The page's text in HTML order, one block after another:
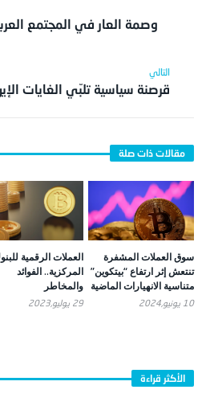
وصمة العار في المجتمع
قرصنة سياسية تلبّي الغايات
سوق العملات المشفرة
تنتعش إثر ارتفاع “بيتكوين”
متناسية الانهيارات الماضية
10 يونيو,2024
العملات الرقمية
المركزية.. الفوائد
والمخاطر
29 يوليو,2023
الأكثر قراءة